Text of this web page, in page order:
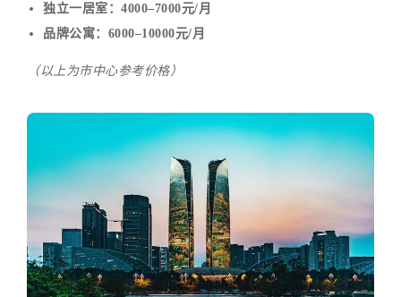
独立一居室：4000–7000元/月
品牌公寓：6000–10000元/月
（以上为市中心参考价格）